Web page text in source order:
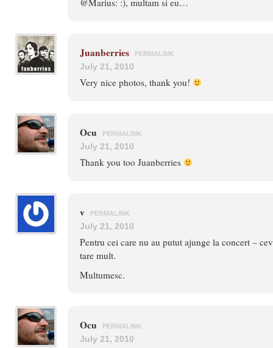
@Marius: :), multam si eu…
Juanberries PERMALINK
July 21, 2010
Very nice photos, thank you!
Ocu PERMALINK
July 21, 2010
Thank you too Juanberries
v PERMALINK
July 21, 2010
Pentru cei care nu au putut ajunge la concert –
tare mult.
Multumesc.
Ocu PERMALINK
July 21, 2010